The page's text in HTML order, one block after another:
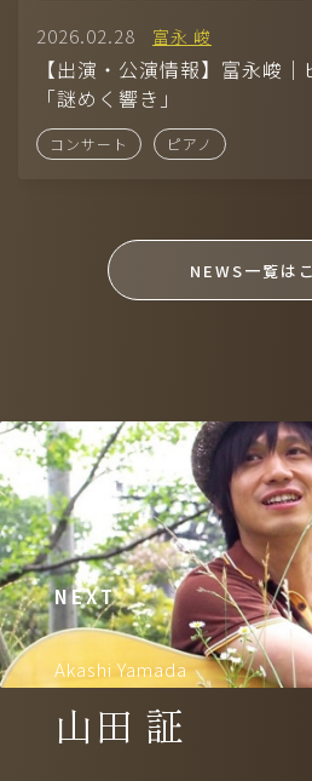
2026.02.28 富永 峻
【出演・公演情報】富永峻
「謎めく響き」
コンサート ピアノ
NEWS一覧は
NEXT
Akashi Yamada
山田 証